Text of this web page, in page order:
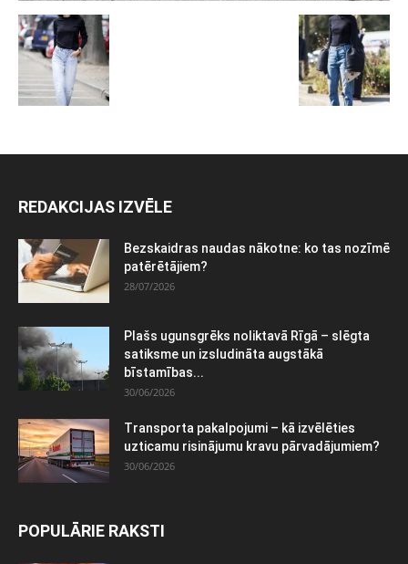
REDAKCIJAS IZVĒLE
Bezskaidras naudas nākotne: ko tas nozīmē
patērētājiem?
28/07/2026
Plašs ugunsgrēks noliktavā Rīgā – slēgta
satiksme un izsludināta augstākā
bīstamības...
30/06/2026
Transporta pakalpojumi – kā izvēlēties
uzticamu risinājumu kravu pārvadājumiem?
30/06/2026
POPULĀRIE RAKSTI